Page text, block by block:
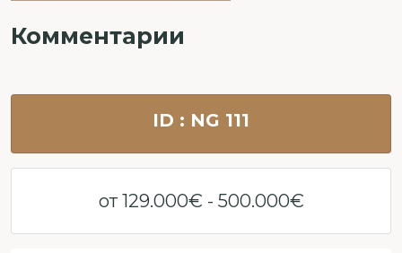
Комментарии
ID : NG 111
от 129.000€ - 500.000€